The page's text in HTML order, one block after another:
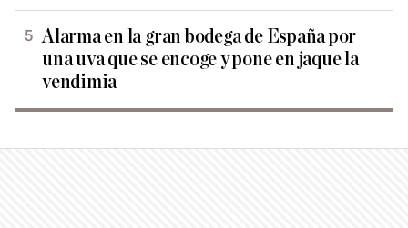
Alarma en la gran bodega de España por
una uva que se encoge y pone en jaque la
vendimia